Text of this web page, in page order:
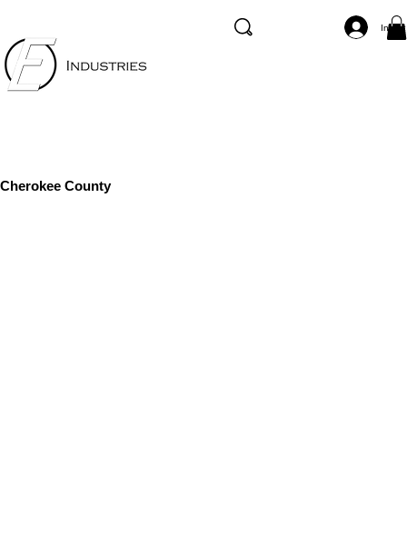
Cherokee County